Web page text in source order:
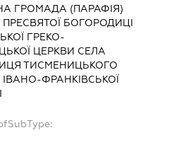
ГРОМАДА (ПАРАФІЯ)
БОГОРОДИЦІ
ГРЕКО-
ЦЕРКВИ СЕЛА
ТИСМЕНИЦЬКОГО
ФРАНКІВСЬКОЇ